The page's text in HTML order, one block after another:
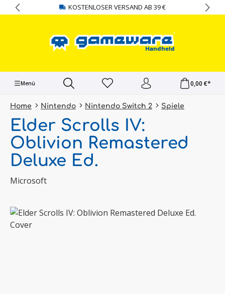
springen KOSTENLOSER VERSAND AB 39 €
Menü 0,00 €*
Home Nintendo Nintendo Switch 2 Spiele
Elder Scrolls IV:
Oblivion Remastered
Deluxe Ed.
Microsoft
Bildergalerie überspringen